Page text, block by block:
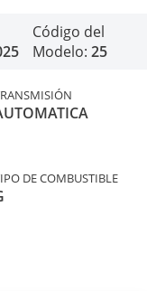
Código del
Modelo:25
DE COMBUSTIBLE